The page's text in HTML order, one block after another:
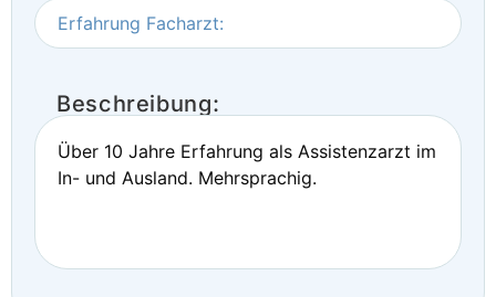
Erfahrung Facharzt:
Beschreibung:
Über 10 Jahre Erfahrung als Assistenzarzt im
In- und Ausland. Mehrsprachig.